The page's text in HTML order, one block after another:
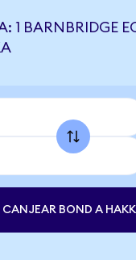
1 BARNBRIDGE
CANJEAR BOND A